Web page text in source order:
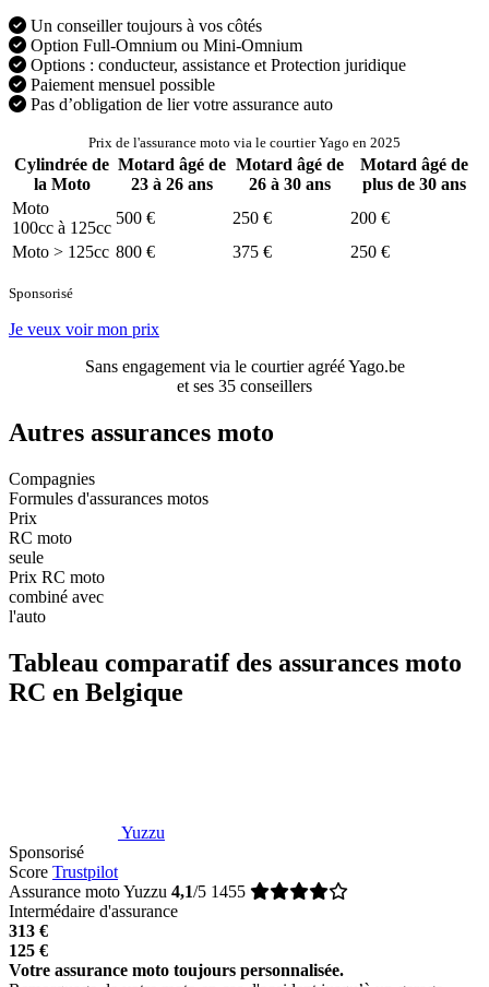
Un conseiller toujours à vos côtés
Option Full-Omnium ou Mini-Omnium
Options : conducteur, assistance et Protection juridique
Paiement mensuel possible
Pas d’obligation de lier votre assurance auto
Prix de l'assurance moto via le courtier Yago en 2025
Cylindrée de
la Moto
Motard âgé de
23 à 26 ans
Motard âgé de
26 à 30 ans
Motard âgé de
plus de 30 ans
Moto
100cc à 125cc
500 € 250 €
200 €
Moto > 125cc 800 € 375 € 250 €
Sponsorisé
Je veux voir mon prix
Sans engagement via le courtier agréé Yago.be
et ses 35 conseillers
Autres assurances moto
Compagnies
Formules d'assurances motos
Prix
RC moto
seule
Prix RC moto
combiné avec
l'auto
Tableau comparatif des assurances moto
RC en Belgique
Yuzzu
Sponsorisé
Score Trustpilot
Assurance moto Yuzzu 4,1/5 1455
Intermédaire d'assurance
313 €
125 €
Votre assurance moto toujours personnalisée.